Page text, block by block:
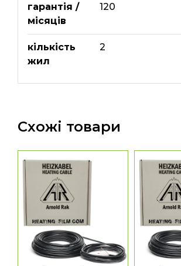
гарантія /
місяців
120
кількість
жил
2
Схожі товари